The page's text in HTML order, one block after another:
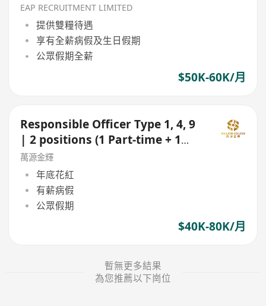
EAP RECRUITMENT LIMITED
提供雙糧待遇
享有全薪病假及生日假期
公眾假期全薪
$50K-60K/月
Responsible Officer Type 1, 4, 9
| 2 positions (1 Part-time + 1
Active)
萬源金輝
年底花紅
有薪病假
公眾假期
$40K-80K/月
暫無更多結果
為您推薦以下崗位